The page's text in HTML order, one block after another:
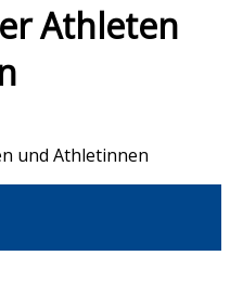
Athleten
und Athletinnen